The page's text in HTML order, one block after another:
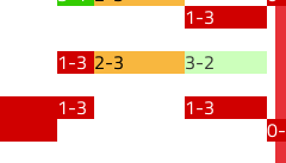
1-3
1-3 2-3
3-2
1-3 1-3